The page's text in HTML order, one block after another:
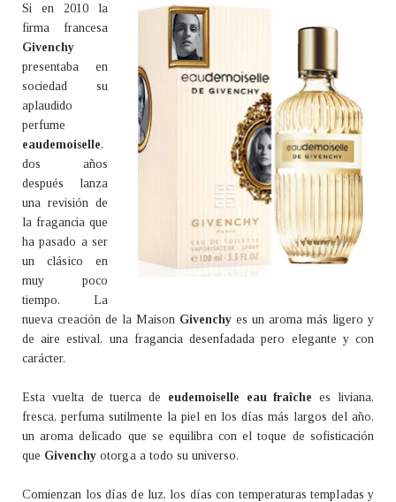
Si en 2010 la
firma francesa
Givenchy
presentaba en
sociedad su
aplaudido
perfume
eaudemoiselle,
dos años
después lanza
una revisión de
la fragancia que
ha pasado a ser
un clásico en
muy poco
tiempo. La
nueva creación de la Maison Givenchy es un aroma más ligero y
de aire estival, una fragancia desenfadada pero elegante y con
carácter.
Esta vuelta de tuerca de eudemoiselle eau fraîche es liviana,
fresca, perfuma sutilmente la piel en los días más largos del año,
un aroma delicado que se equilibra con el toque de sofisticación
que Givenchy otorga a todo su universo.
Comienzan los días de luz, los días con temperaturas templadas y